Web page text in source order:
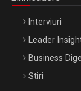
Interviuri
Leader
Business
Stiri